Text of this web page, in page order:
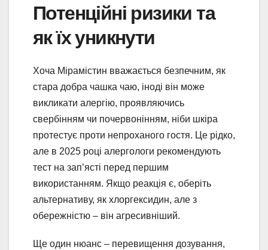
Потенційні ризики та
як їх уникнути
Хоча Мірамістин вважається безпечним, як
стара добра чашка чаю, іноді він може
викликати алергію, проявляючись
свербінням чи почервонінням, ніби шкіра
протестує проти непроханого гостя. Це рідко,
але в 2025 році алергологи рекомендують
тест на зап’ясті перед першим
використанням. Якщо реакція є, оберіть
альтернативу, як хлоргексидин, але з
обережністю – він агресивніший.
Ще один нюанс – перевищення дозування,